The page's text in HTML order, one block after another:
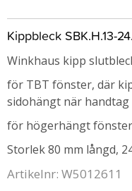
Kippbleck SBK.H.13-
Winkhaus kipp
för TBT fönster, där
sidohängt när
för högerhängt
Storlek 80 mm långd,
Artikelnr: W5012611